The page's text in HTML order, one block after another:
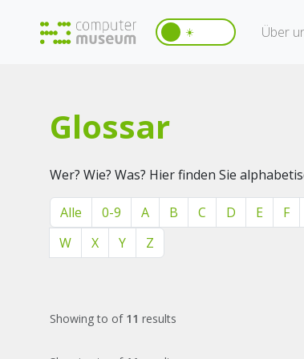
☀️ Über
Glossar
Wer? Wie? Was? Hier finden Sie
Alle 0-9 A B C D E F
W
X Y Z
Showingto of 11 results